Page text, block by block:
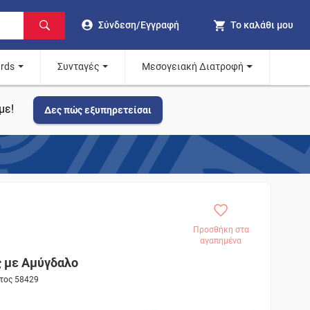
Σύνδεση/Εγγραφή Το καλάθι μου
Συνταγές Μεσογειακή Διατροφή
Δες πώς εξυπηρετείσαι
Προσθήκη στα
αγαπημένα
με Αμύγδαλο
58429